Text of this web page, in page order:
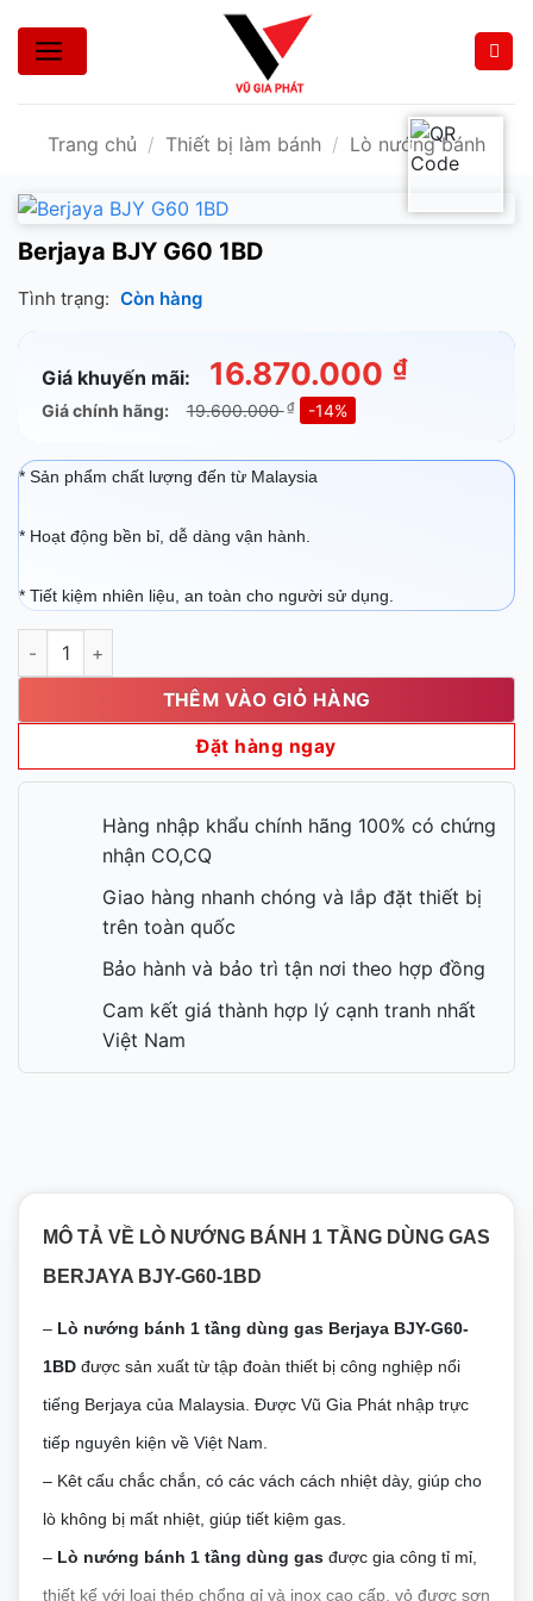
nội
Trang chủ / Thiết bị làm bánh / Lò nướng bánh
Berjaya BJY G60 1BD
Tình trạng: Còn hàng
Giá khuyến mãi: 16.870.000 ₫
Giá chính hãng: 19.600.000₫ -14%
* Sản phẩm chất lượng đến từ Malaysia
* Hoạt động bền bỉ, dễ dàng vận hành.
* Tiết kiệm nhiên liệu, an toàn cho người sử dụng.
Berjaya BJY G60 1BD số lượng
THÊM VÀO GIỎ HÀNG
Đặt hàng ngay
Hàng nhập khẩu chính hãng 100% có chứng
nhận CO,CQ
Giao hàng nhanh chóng và lắp đặt thiết bị
trên toàn quốc
Bảo hành và bảo trì tận nơi theo hợp đồng
Cam kết giá thành hợp lý cạnh tranh nhất
Việt Nam
MÔ TẢ VỀ LÒ NƯỚNG BÁNH 1 TẦNG DÙNG GAS
BERJAYA BJY-G60-1BD
– Lò nướng bánh 1 tầng dùng gas Berjaya BJY-G60-
1BD được sản xuất từ tập đoàn thiết bị công nghiệp nổi
tiếng Berjaya của Malaysia. Được Vũ Gia Phát nhập trực
tiếp nguyên kiện về Việt Nam.
– Kêt cấu chắc chắn, có các vách cách nhiệt dày, giúp cho
lò không bị mất nhiệt, giúp tiết kiệm gas.
– Lò nướng bánh 1 tầng dùng gas được gia công tỉ mỉ,
thiết kế với loại thép chổng gỉ và inox cao cấp, vỏ được sơn